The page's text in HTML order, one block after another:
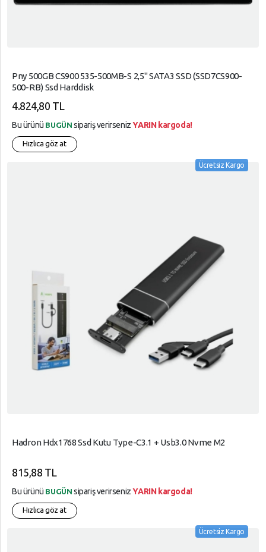
Pny 500GB CS900 535-500MB-S 2,5" SATA3 SSD (SSD7CS900-
500-RB) Ssd Harddisk
4.824,80 TL
Bu ürünü BUGÜN sipariş verirsenizYARIN kargoda!
Hızlıca göz at
Ücretsiz Kargo
Hadron Hdx1768 Ssd Kutu Type-C3.1 + Usb3.0 Nvme M2
815,88 TL
Bu ürünü BUGÜN sipariş verirsenizYARIN kargoda!
Hızlıca göz at
Ücretsiz Kargo